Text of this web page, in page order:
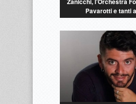
Pavarotti e tanti